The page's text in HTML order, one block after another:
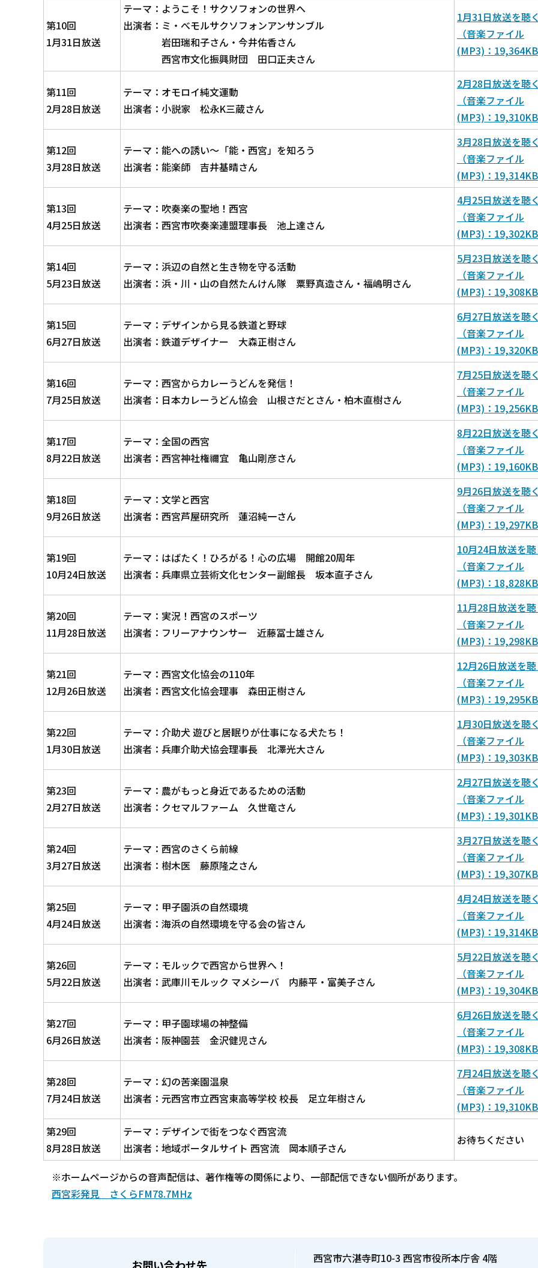
第10回
1月31日放送
テーマ：ようこそ！サクソフォンの世界へ
出演者：ミ・べモルサクソフォンアンサンブル
岩田瑞和子さん・今井佑香さん
西宮市文化振興財団 田口正夫さん
1月31日放送を聴く
（音楽ファイル
(MP3)：19,364KB
第11回
2月28日放送
テーマ：オモロイ純文運動
出演者：小説家 松永K三蔵さん
2月28日放送を聴く
（音楽ファイル
(MP3)：19,310KB
第12回
3月28日放送
テーマ：能への誘い～「能・西宮」を知ろう
出演者：能楽師 吉井基晴さん
3月28日放送を聴く
（音楽ファイル
(MP3)：19,314KB
第13回
4月25日放送
テーマ：吹奏楽の聖地！西宮
出演者：西宮市吹奏楽連盟理事長 池上達さん
4月25日放送を聴く
（音楽ファイル
(MP3)：19,302KB
第14回
5月23日放送
テーマ：浜辺の自然と生き物を守る活動
出演者：浜・川・山の自然たんけん隊 粟野真造さん・福嶋明さん
5月23日放送を聴く
（音楽ファイル
(MP3)：19,308KB
第15回
6月27日放送
テーマ：デザインから見る鉄道と野球
出演者：鉄道デザイナー 大森正樹さん
6月27日放送を聴く
（音楽ファイル
(MP3)：19,320KB
第16回
7月25日放送
テーマ：西宮からカレーうどんを発信！
出演者：日本カレーうどん協会 山根さだとさん・柏木直樹さん
7月25日放送を聴く
（音楽ファイル
(MP3)：19,256KB
第17回
8月22日放送
テーマ：全国の西宮
出演者：西宮神社権禰宜 亀山剛彦さん
8月22日放送を聴く
（音楽ファイル
(MP3)：19,160KB
第18回
9月26日放送
テーマ：文学と西宮
出演者：西宮芦屋研究所 蓮沼純一さん
9月26日放送を聴く
（音楽ファイル
(MP3)：19,297KB
第19回
10月24日放送
テーマ：はばたく！ひろがる！心の広場 開館20周年
出演者：兵庫県立芸術文化センター副館長 坂本直子さん
10月24日放送を聴
（音楽ファイル
(MP3)：18,828KB
第20回
11月28日放送
テーマ：実況！西宮のスポーツ
出演者：フリーアナウンサー 近藤冨士雄さん
11月28日放送を聴
（音楽ファイル
(MP3)：19,298KB
第21回
12月26日放送
テーマ：西宮文化協会の110年
出演者：西宮文化協会理事 森田正樹さん
12月26日放送を聴
（音楽ファイル
(MP3)：19,295KB
第22回
1月30日放送
テーマ：介助犬 遊びと居眠りが仕事になる犬たち！
出演者：兵庫介助犬協会理事長 北澤光大さん
1月30日放送を聴く
（音楽ファイル
(MP3)：19,303KB
第23回
2月27日放送
テーマ：農がもっと身近であるための活動
出演者：クセマルファーム 久世竜さん
2月27日放送を聴く
（音楽ファイル
(MP3)：19,301KB
第24回
3月27日放送
テーマ：西宮のさくら前線
出演者：樹木医 藤原隆之さん
3月27日放送を聴く
（音楽ファイル
(MP3)：19,307KB
第25回
4月24日放送
テーマ：甲子園浜の自然環境
出演者：海浜の自然環境を守る会の皆さん
4月24日放送を聴く
（音楽ファイル
(MP3)：19,314KB
第26回
5月22日放送
テーマ：モルックで西宮から世界へ！
出演者：武庫川モルック マメシーバ 内藤平・富美子さん
5月22日放送を聴く
（音楽ファイル
(MP3)：19,304KB
第27回
6月26日放送
テーマ：甲子園球場の神整備
出演者：阪神園芸 金沢健児さん
6月26日放送を聴く
（音楽ファイル
(MP3)：19,308KB
第28回
7月24日放送
テーマ：幻の苦楽園温泉
出演者：元西宮市立西宮東高等学校 校長 足立年樹さん
7月24日放送を聴く
（音楽ファイル
(MP3)：19,310KB
第29回
8月28日放送
テーマ：デザインで街をつなぐ西宮流
出演者：地域ポータルサイト 西宮流 岡本順子さん
お待ちください
※ホームページからの音声配信は、著作権等の関係により、一部配信できない個所があります。
西宮彩発見 さくらFM78.7MHz
お問い合わせ先
西宮市六湛寺町10-3 西宮市役所本庁舎 4階